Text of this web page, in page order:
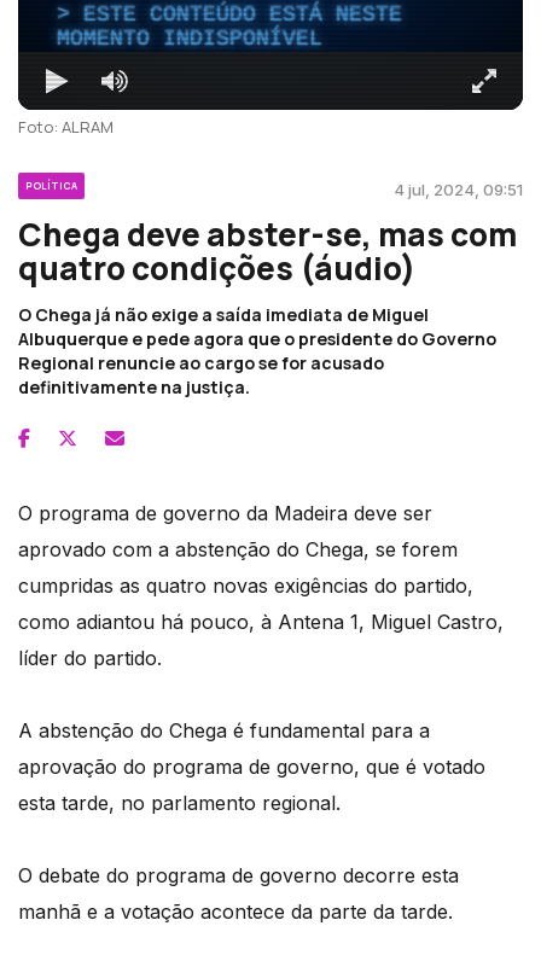
ESTE CONTEÚDO ESTÁ NESTE
MOMENTO INDISPONÍVEL
Foto: ALRAM
POLÍTICA 4 jul, 2024, 09:51
Chega deve abster-se, mas com
quatro condições (áudio)
O Chega já não exige a saída imediata de Miguel
Albuquerque e pede agora que o presidente do Governo
Regional renuncie ao cargo se for acusado
definitivamente na justiça.
O programa de governo da Madeira deve ser
aprovado com a abstenção do Chega, se forem
cumpridas as quatro novas exigências do partido,
como adiantou há pouco, à Antena 1, Miguel Castro,
líder do partido.
A abstenção do Chega é fundamental para a
aprovação do programa de governo, que é votado
esta tarde, no parlamento regional.
O debate do programa de governo decorre esta
manhã e a votação acontece da parte da tarde.